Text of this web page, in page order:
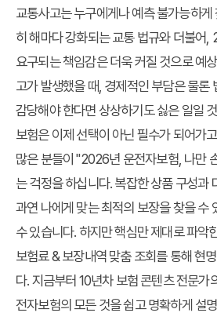
교통사고는 누구에게나 예측 불가능하게
히 해마다 강화되는 교통 법규와 더불어,
요구되는 책임감은 더욱 커질 것으로 예
고가 발생했을 때, 경제적인 부담은 물론
감당해야 한다면 상상하기도 싫은 일일
보험은 이제 선택이 아닌 필수가 되어가
많은 분들이 "2026년 운전자보험, 나만
는 걱정을 하십니다. 복잡한 상품 구성과
과연 나에게 맞는 최적의 보장을 찾을 수
수 있습니다. 하지만 핵심만 제대로 파악
보험료 & 보장내역 맞춤 조회를 통해 현
다. 지금부터 10년차 보험 콘텐츠 전문가
전자보험의 모든 것을 쉽고 명확하게 설